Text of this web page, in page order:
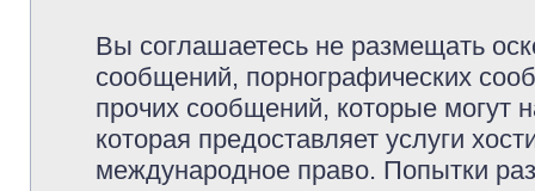
Вы соглашаетесь не размещать
сообщений, порнографических
прочих сообщений, которые могут
которая предоставляет услуги
международное право. Попытки